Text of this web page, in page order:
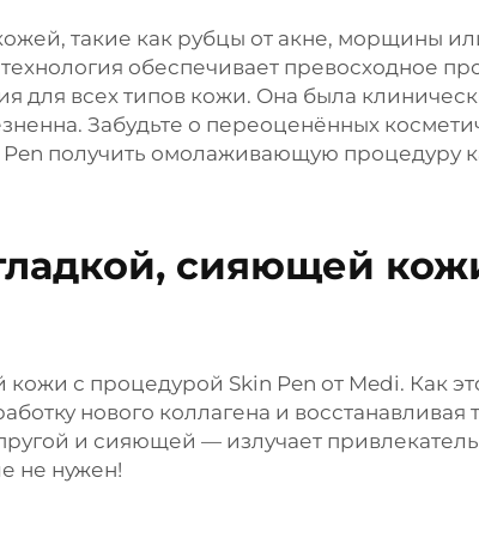
такие как рубцы от акне, морщины
обеспечивает превосходное
для всех типов кожи. Она была
Забудьте о переоценённых
Pen получить омолаживающую процедуру
сияющей
с процедурой Skin Pen от Medi. Как
нового коллагена и
и сияющей — излучает
не нужен!